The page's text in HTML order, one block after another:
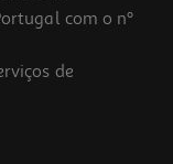
com o nº
de